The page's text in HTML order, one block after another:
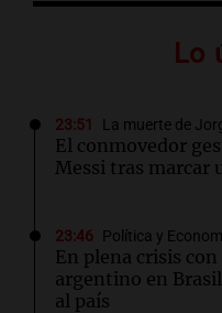
Lo
23:51 La muerte de
El conmovedor
Messi tras marcar
23:46 Política y
En plena crisis
argentino en
al país